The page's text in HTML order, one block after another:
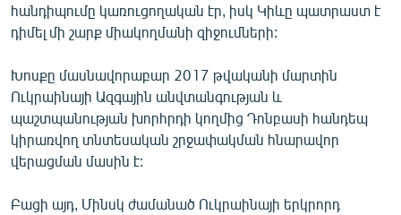
«Ազատության» բոլոր կայքերը
հանդիպումը կառուցողական էր, իսկ Կիևը պատրաստ է
դիմել մի շարք միակողմանի զիջումների:
Խոսքը մասնավորաբար 2017 թվականի մարտին
Ուկրաինայի Ազգային անվտանգության և
պաշտպանության խորհրդի կողմից Դոնբասի հանդեպ
կիրառվող տնտեսական շրջափակման հնարավոր
վերացման մասին է:
Բացի այդ, Մինսկ ժամանած Ուկրաինայի երկրորդ